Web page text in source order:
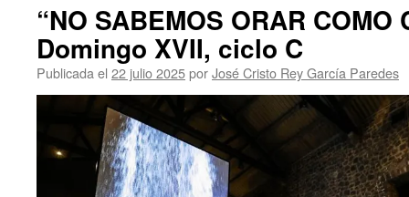
“NO SABEMOS ORAR COMO
Domingo XVII, ciclo C
Publicada el 22 julio 2025porJosé Cristo Rey García Paredes